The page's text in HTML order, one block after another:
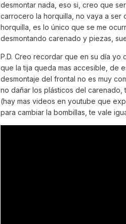
desmontar nada, eso si, creo que
carrocero la horquilla, no vaya a
horquilla, es lo único que se me
desmontando carenado y piezas,
P.D. Creo recordar que en su día
que la tija queda mas accesible, de
desmontaje del frontal no es muy
no dañar los plásticos del
(hay mas videos en youtube que
para cambiar la bombillas, te vale